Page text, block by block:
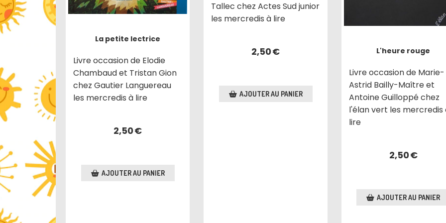
La petite lectrice
Livre occasion de Elodie
Chambaud et Tristan Gion
chez Gautier Languereau
les mercredis à lire
2,50€
AJOUTER AU PANIER
Tallec chez Actes Sud junior
les mercredis à lire
2,50€
AJOUTER AU PANIER
L'heure rouge
Livre occasion de Marie-
Astrid Bailly-Maître et
Antoine Guilloppé chez
l'élan vert les mercredis
lire
2,50€
AJOUTER AU PANIER